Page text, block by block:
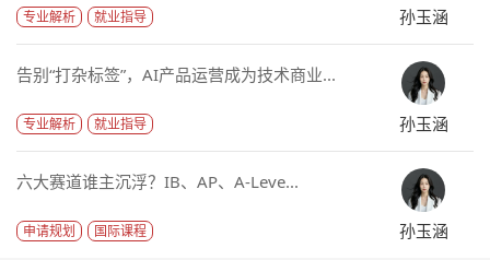
专业解析 就业指导 孙玉涵
告别“打杂标签”，AI产品运营成为技术商业...
专业解析 就业指导 孙玉涵
六大赛道谁主沉浮？IB、AP、A-Leve...
申请规划 国际课程 孙玉涵